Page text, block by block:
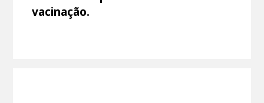
vacinação.